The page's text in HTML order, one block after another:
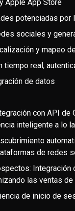
Apple App Store
potenciadas
sociales y
y mapeo
tiempo real,
de datos
con API
inteligente a lo
de redes
las ventas
de inicio de